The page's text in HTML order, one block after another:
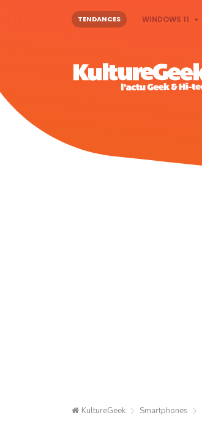
TENDANCES WINDOWS 11
KultureGeek Smartphones